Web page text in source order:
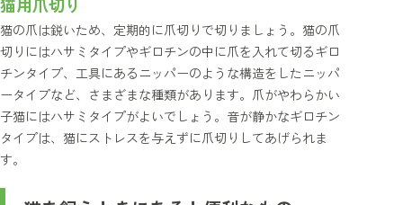
猫の爪は鋭いため、定期的に爪切りで切りましょう。猫の爪
切りにはハサミタイプやギロチンの中に爪を入れて切るギロ
チンタイプ、工具にあるニッパーのような構造をしたニッパ
ータイプなど、さまざまな種類があります。爪がやわらかい
子猫にはハサミタイプがよいでしょう。音が静かなギロチン
タイプは、猫にストレスを与えずに爪切りしてあげられま
す。